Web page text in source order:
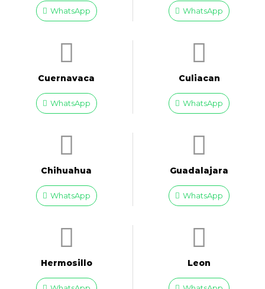
WhatsApp WhatsApp
Cuernavaca
WhatsApp
Culiacan
WhatsApp
Chihuahua
WhatsApp
Guadalajara
WhatsApp
Hermosillo Leon